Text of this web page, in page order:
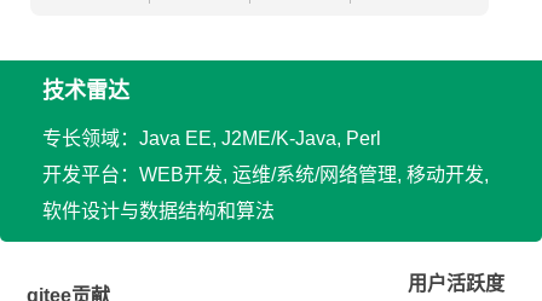
技术雷达
专长领域：Java EE, J2ME/K-Java, Perl
开发平台：WEB开发, 运维/系统/网络管理, 移动开发,
软件设计与数据结构和算法
gitee贡献
用户活跃度